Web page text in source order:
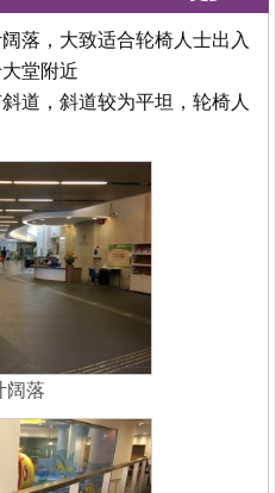
落，大致适合轮椅人士出入
堂附近
道，斜道较为平坦，轮椅人
阔落